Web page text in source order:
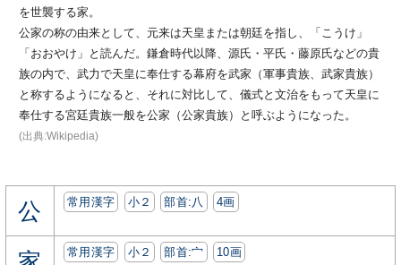
を世襲する家。
公家の称の由来として、元来は天皇または朝廷を指し、「こうけ」
「おおやけ」と読んだ。鎌倉時代以降、源氏・平氏・藤原氏などの貴
族の内で、武力で天皇に奉仕する幕府を武家（軍事貴族、武家貴族）
と称するようになると、それに対比して、儀式と文治をもって天皇に
奉仕する宮廷貴族一般を公家（公家貴族）と呼ぶようになった。
(出典:Wikipedia)
公 常用漢字 小２ 部首:⼋ 4画
常用漢字 小２ 部首:⼧ 10画